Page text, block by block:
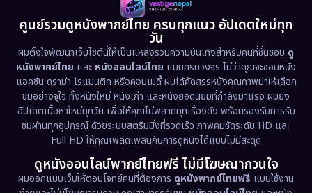
Disaster (13)
Disney+ (5)
Documentary สารคดี (94)
Drama ดราม่า (1,513)
Dystopian (17)
Emotional (61)
1978
1974
1962
ศูนย์รวมดูหนังพากย์ไทย ครบทุกแนว อัปเดตใหม่ทุก
วัน
ผมตั้งใจพัฒนาเว็บไซต์นี้ให้เป็นแหล่งรวมความบันเทิงสำหรับคนที่ชื่นชอบ ดู
หนังพากย์ไทย และ หนังออนไลน์ไทย แบบครบวงจร ไม่ว่าคุณจะชอบหนัง
แอคชั่น ดราม่า โรแมนติก หรือคอมเมดี้ ผมได้คัดสรรหนังคุณภาพมาให้เลือก
ชมอย่างจุใจ ทั้งหนังใหม่ หนังเก่า และหนังยอดนิยมที่กำลังมาแรง ผมยัง
อัปเดตเนื้อหาใหม่ทุกวัน เพื่อให้คุณไม่พลาดทุกเรื่องดัง พร้อมรองรับการรับ
ชมผ่านทุกอุปกรณ์ ด้วยระบบสตรีมมิ่งที่รวดเร็ว ภาพคมชัดระดับ HD และ
Full HD ให้คุณเพลิดเพลินกับการดูหนังได้แบบไม่มีสะดุด
ดูหนังออนไลน์พากย์ไทยฟรี ไม่มีโฆษณากวนใจ
ผมออกแบบเว็บให้ตอบโจทย์คนที่ต้องการ ดูหนังพากย์ไทยฟรี แบบใช้งาน